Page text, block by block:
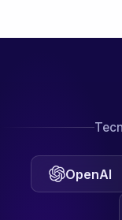
OpenAI